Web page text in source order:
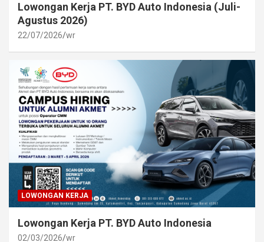
Lowongan Kerja PT. BYD Auto Indonesia (Juli-
Agustus 2026)
22/07/2026 wr
LOWONGAN KERJA
Lowongan Kerja PT. BYD Auto Indonesia
02/03/2026 wr